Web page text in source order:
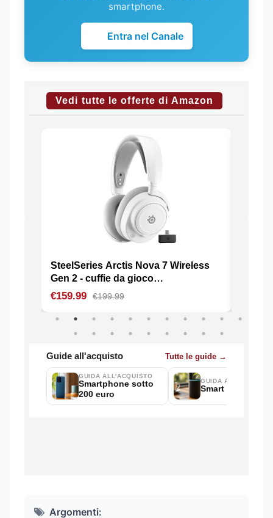
smartphone.
Entra nel Canale
Argomenti: